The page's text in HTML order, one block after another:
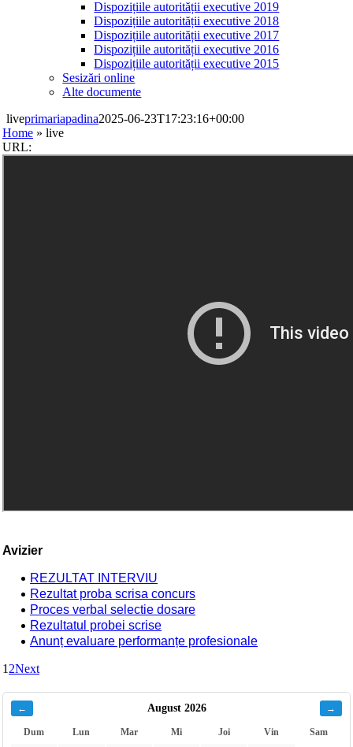
Dispozițiile autorității executive 2019
Dispozițiile autorității executive 2018
Dispozițiile autorității executive 2017
Dispozițiile autorității executive 2016
Dispozițiile autorității executive 2015
Sesizări online
Alte documente
liveprimariapadina2025-06-23T17:23:16+00:00
Home » live
URL:
Avizier
REZULTAT INTERVIU
Rezultat proba scrisa concurs
Proces verbal selectie dosare
Rezultatul probei scrise
Anunț evaluare performanțe profesionale
1 2Next
← August 2026 →
Dum Lun Mar Mi Joi Vin
Sam